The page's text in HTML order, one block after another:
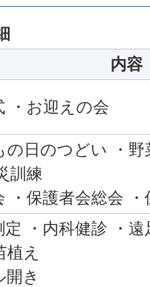
内容
・お迎えの会
の日のつどい ・
訓練
・保護者会総会
定 ・内科健診 ・
え
開き